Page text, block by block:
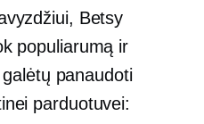
Betsy
populiarumą ir
panaudoti
parduotuvei: